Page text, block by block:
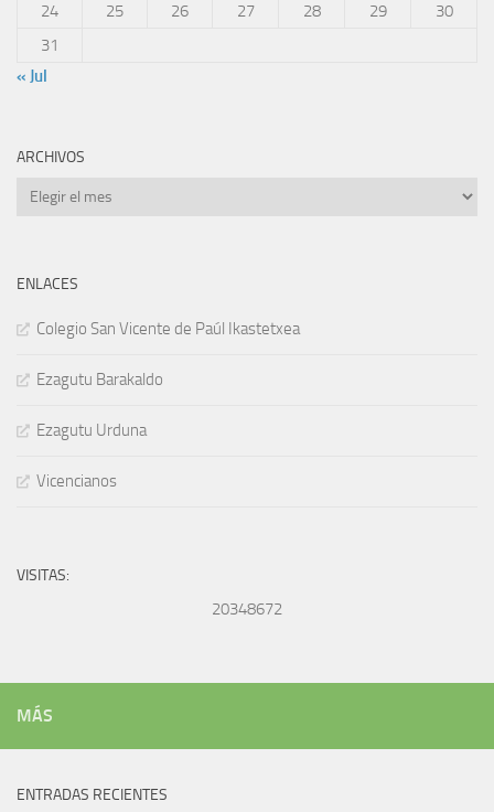
24
25 26 27 28 29
30
31
« Jul
ARCHIVOS
Archivos
ENLACES
Colegio San Vicente de Paúl Ikastetxea
Ezagutu Barakaldo
Ezagutu Urduna
Vicencianos
VISITAS:
20348672
MÁS
ENTRADAS RECIENTES